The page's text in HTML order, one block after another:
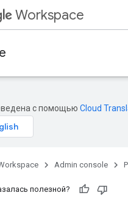
Workspace
с помощью Cloud
Admin console
полезной?